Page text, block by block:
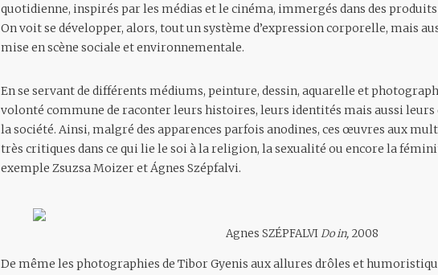
quotidienne, inspirés par les médias et le cinéma, immergés dans des
On voit se développer, alors, tout un système d’expression corporelle, mais
mise en scène sociale et environnementale.
En se servant de différents médiums, peinture, dessin, aquarelle et
volonté commune de raconter leurs histoires, leurs identités mais aussi leurs
la société. Ainsi, malgré des apparences parfois anodines, ces œuvres aux
très critiques dans ce qui lie le soi à la religion, la sexualité ou encore la
exemple Zsuzsa Moizer et Ágnes Szépfalvi.
Agnes SZÉPFALVIDo in, 2008
De même les photographies de Tibor Gyenis aux allures drôles et